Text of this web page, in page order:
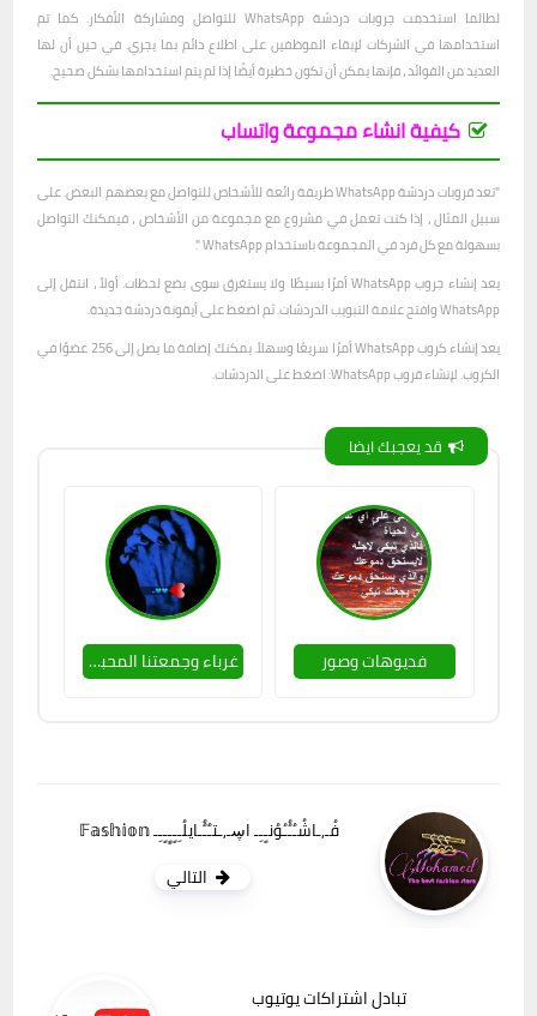
لطالما استخدمت جروبات دردشة WhatsApp للتواصل ومشاركة الأفكار. كما تم
استخدامها في الشركات لإبقاء الموظفين على اطلاع دائم بما يجري. في حين أن لها
العديد من الفوائد ، فإنها يمكن أن تكون خطيرة أيضًا إذا لم يتم استخدامها بشكل صحيح.
كيفية انشاء مجموعة واتساب
"تعد قروبات دردشة WhatsApp طريقة رائعة للأشخاص للتواصل مع بعضهم البعض. على
سبيل المثال ، إذا كنت تعمل في مشروع مع مجموعة من الأشخاص ، فيمكنك التواصل
بسهولة مع كل فرد في المجموعة باستخدام WhatsApp ".
يعد إنشاء جروب WhatsApp أمرًا بسيطًا ولا يستغرق سوى بضع لحظات. أولاً ، انتقل إلى
WhatsApp وافتح علامة التبويب الدردشات. ثم اضغط على أيقونة دردشة جديدة.
يعد إنشاء كروب WhatsApp أمرًا سريعًا وسهلاً. يمكنك إضافة ما يصل إلى 256 عضوًا في
الكروب. لإنشاء قروب WhatsApp: اضغط على الدردشات.
قد يعجبك ايضا
فديوهات وصور غرباء وجمعتنا المحبه ❤‍🩹
فُـ,ـاشُـُـُُـُوُنـِِـِـ اڛـ,ـتـٌـٌٌـايلُـِـِِـِِِـِِـِـ 𝔽𝕒𝕤𝕙𝕚𝕠𝕟
التالي
تبادل اشتراكات يوتيوب